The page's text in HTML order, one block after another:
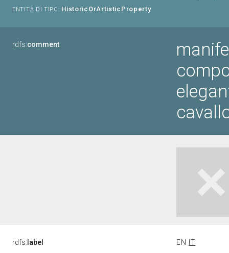
ENTITÀ DI TIPO: HistoricOrArtisticProperty
rdfs:comment
rdfs: label EN IT